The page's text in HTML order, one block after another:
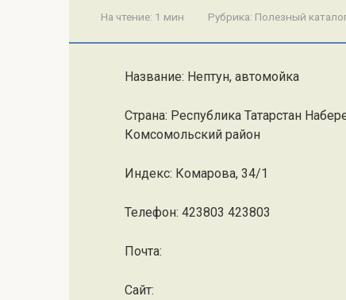
На чтение: 1 мин Рубрика: Полезный
Название: Нептун, автомойка
Страна: Республика Татарстан
Комсомольский район
Индекс: Комарова, 34/1
Телефон: 423803 423803
Почта:
Cайт: